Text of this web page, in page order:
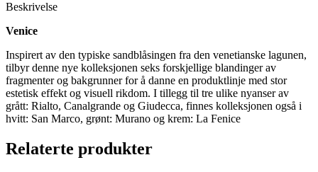
Beskrivelse
Venice
Inspirert av den typiske sandblåsingen fra den venetianske lagunen,
tilbyr denne nye kolleksjonen seks forskjellige blandinger av
fragmenter og bakgrunner for å danne en produktlinje med stor
estetisk effekt og visuell rikdom. I tillegg til tre ulike nyanser av
grått: Rialto, Canalgrande og Giudecca, finnes kolleksjonen også i
hvitt: San Marco, grønt: Murano og krem: La Fenice
Relaterte produkter